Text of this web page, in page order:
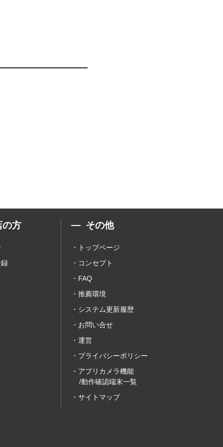
の方 その他
トップページ
コンセプト
FAQ
推薦環境
システム更新履歴
お問い合せ
運営
プライバシーポリシー
アプリカメラ機能
/動作確認端末一覧
サイトマップ